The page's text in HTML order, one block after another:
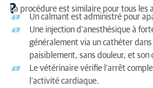
?
La procédure est similaire pour tous les
Un calmant est administré pour
Une injection d’anesthésique à
généralement via un cathéter dans
paisiblement, sans douleur, et
Le vétérinaire vérifie l’arrêt
l’activité cardiaque.